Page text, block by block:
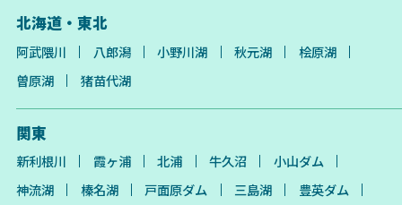
北海道・東北
阿武隈川 八郎潟 小野川湖 秋元湖
桧原湖
曽原湖
猪苗代湖
関東
新利根川 霞ヶ浦 北浦 牛久沼
小山ダム
神流湖
榛名湖 戸面原ダム 三島湖
豊英ダム